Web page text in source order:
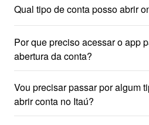
Qual tipo de conta posso abrir
Por que preciso acessar o app
abertura da conta?
Vou precisar passar por algum
abrir conta no Itaú?